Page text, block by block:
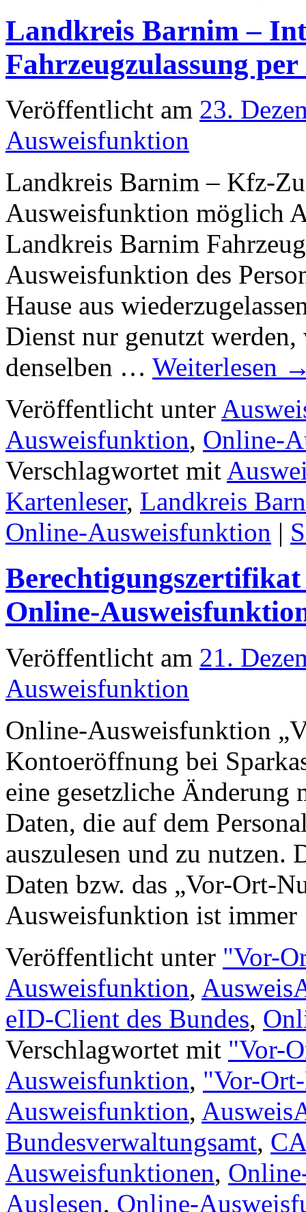
Landkreis Barnim –
Fahrzeugzulassung
Veröffentlicht am 23.
Ausweisfunktion
Landkreis Barnim – Kfz-
Ausweisfunktion möglich
Landkreis Barnim
Ausweisfunktion des
Hause aus
Dienst nur genutzt werden,
denselben … Weiterlesen
Veröffentlicht unter
Ausweisfunktion, Online-
Verschlagwortet mit
Kartenleser, Landkreis
Online-Ausweisfunktion |
Online-
Veröffentlicht am 21.
Ausweisfunktion
Online-Ausweisfunktion
Kontoeröffnung bei
eine gesetzliche Änderung
Daten, die auf dem
auszulesen und zu nutzen.
Daten bzw. das „Vor-Ort-
Ausweisfunktion ist
Veröffentlicht unter "Vor-
Ausweisfunktion,
eID-Client des Bundes,
Verschlagwortet mit "Vor-
Ausweisfunktion, "Vor-
Ausweisfunktion,
Bundesverwaltungsamt,
Ausweisfunktionen,
Auslesen, Online-